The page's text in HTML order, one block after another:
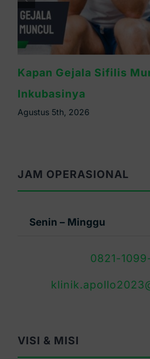
Waspada Sifilis Bintik
Tangan, Ini Cirinya
Agustus 4th, 2026
JAM OPERASIONAL
Senin – Minggu
0821-
VISI & MISI